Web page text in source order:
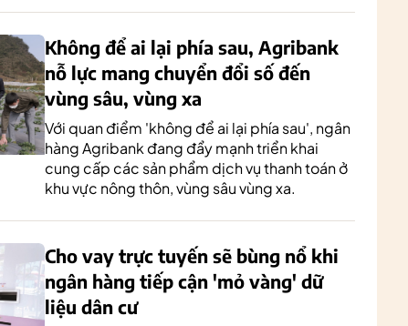
Không để ai lại phía sau, Agribank
nỗ lực mang chuyển đổi số đến
vùng sâu, vùng xa
Với quan điểm 'không để ai lại phía sau', ngân
hàng Agribank đang đẩy mạnh triển khai
cung cấp các sản phẩm dịch vụ thanh toán ở
khu vực nông thôn, vùng sâu vùng xa.
Cho vay trực tuyến sẽ bùng nổ khi
ngân hàng tiếp cận 'mỏ vàng' dữ
liệu dân cư